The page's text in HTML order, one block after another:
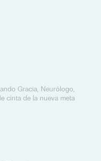
Gracia, Neurólogo,
cinta de la nueva meta